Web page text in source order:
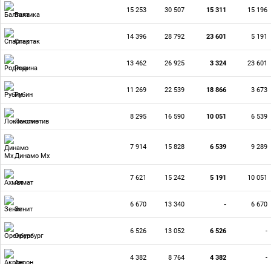
Балтика
15 253 30 507 15 311 15 196
Спартак
14 396 28 792 23 601 5 191
Родина
13 462 26 925 3 324 23 601
Рубин
11 269 22 539 18 866 3 673
Локомотив
8 295 16 590 10 051 6 539
Динамо Мх
7 914 15 828 6 539 9 289
Ахмат
7 621 15 242 5 191 10 051
Зенит
6 670 13 340 - 6 670
Оренбург
6 526 13 052 6 526 -
Акрон
4 382 8 764 4 382 -